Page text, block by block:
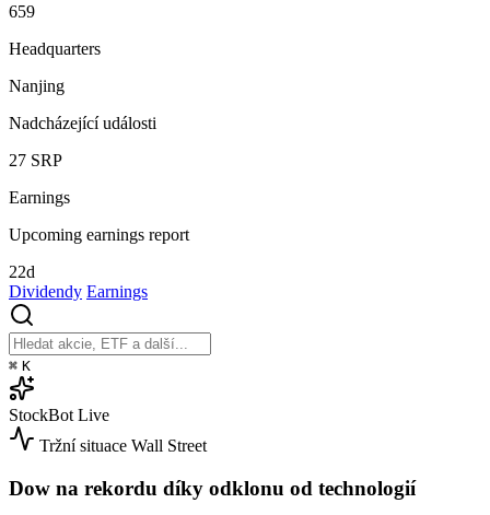
659
Headquarters
Nanjing
Nadcházející události
27 SRP
Earnings
Upcoming earnings report
22d
Dividendy Earnings
⌘ K
StockBot Live
Tržní situace Wall Street
Dow na rekordu díky odklonu od technologií